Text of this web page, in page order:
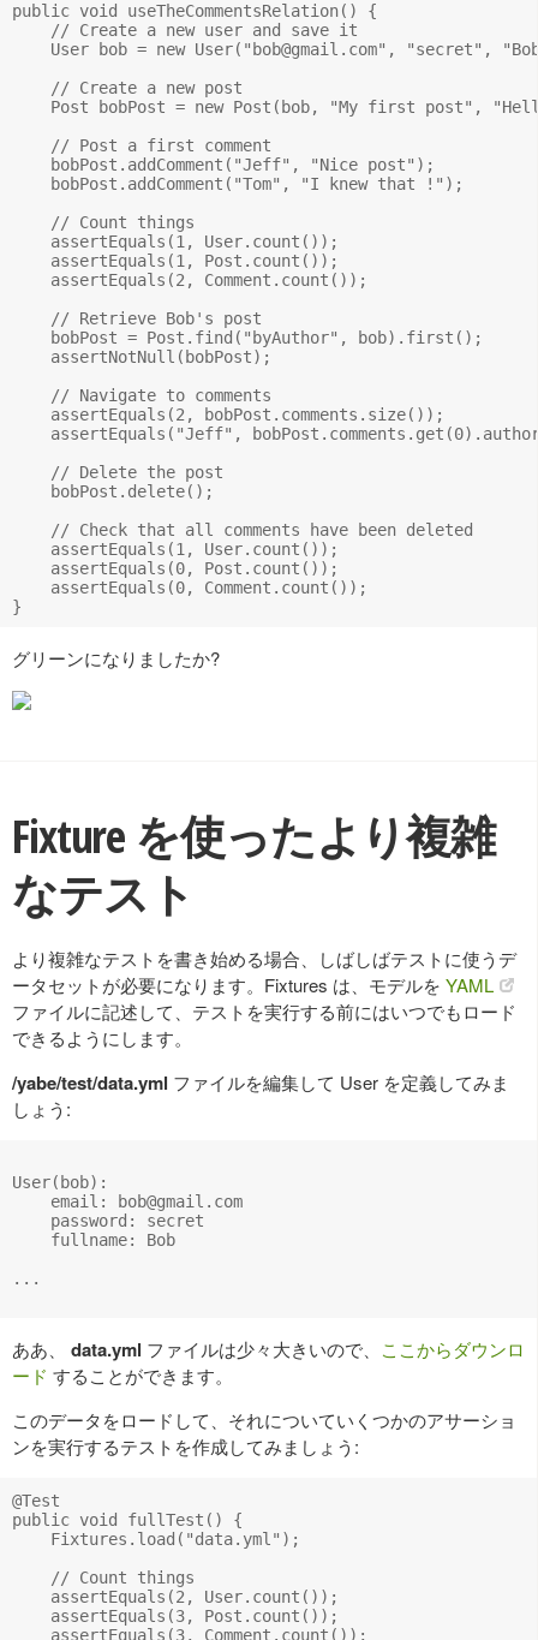
public void useTheCommentsRelation() {
    // Create a new user and save it
    User bob = new User("
bob@gmail.com", "secret",
    // Create a new post
Post bobPost = new Post(bob, "My first post",
    // Post a first comment
    bobPost.addComment("Jeff", "Nice post");
    bobPost.addComment("Tom", "I knew that !");
    // Count things
    assertEquals(1, User.count());
    assertEquals(1, Post.count());
    assertEquals(2, Comment.count());
    // Retrieve Bob's post
    bobPost = Post.find("byAuthor", bob).first();
    assertNotNull(bobPost);
    // Navigate to comments
    assertEquals(2, bobPost.comments.size());
assertEquals("Jeff",
    // Delete the post
    bobPost.delete();
    // Check that all comments have been deleted
    assertEquals(1, User.count());
    assertEquals(0, Post.count());
    assertEquals(0, Comment.count());
グリーンになりましたか?
Fixture を使ったより複雑
なテスト
より複雑なテストを書き始める場合、しばしばテストに使うデ
ータセットが必要になります。Fixtures は、モデルを YAML
ファイルに記述して、テストを実行する前にはいつでもロード
できるようにします。
/yabe/test/data.yml ファイルを編集して User を定義してみま
しょう:
User(bob):
    email:
bob@gmail.com
    password: secret
    fullname: Bob
...
ああ、 data.yml ファイルは少々大きいので、 ここからダウンロ
ード することができます。
このデータをロードして、それについていくつかのアサーショ
ンを実行するテストを作成してみましょう:
@Test
public void fullTest() {
    Fixtures.load("data.yml");
    // Count things
    assertEquals(2, User.count());
    assertEquals(3, Post.count());
    assertEquals(3, Comment.count());